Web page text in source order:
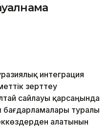
интеграция
зерттеу
сайлауы қарсаңында
бағдарламалары туралы
алатынын